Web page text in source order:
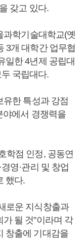
갖고 있다.
과학기술대학교(옛
3개 대학간 업무협
일한 4년제 공립대
국립대다.
유한 특성과 강점
야에서 경쟁력을
학점 인정, 공동연
영·관리 및 창업
했다.
로운 지식창출과
될 것”이라며 각
창출에 기대감을